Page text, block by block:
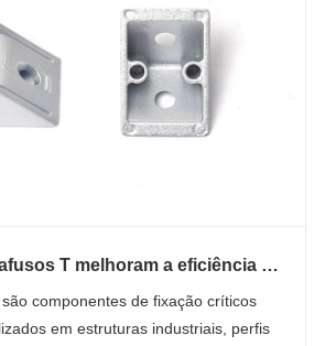
T melhoram a eficiência da
componentes de fixação críticos
em estruturas industriais, perfis